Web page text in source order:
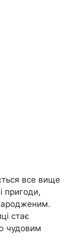
все вище
пригоди,
стає
чудовим